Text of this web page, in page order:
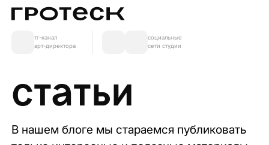
тг-канал
арт-директора
социальные
сети студии
статьи
В нашем блоге мы стараемся публиковать